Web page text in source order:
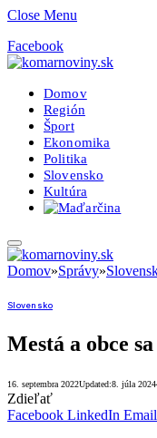
Close Menu
Facebook
Domov
Región
Šport
Ekonomika
Politika
Slovensko
Kultúra
Domov»Správy»
Slovensko
Mestá a obce
16. septembra 2022Updated:8. júla 2024
Zdieľať
Facebook LinkedIn Email